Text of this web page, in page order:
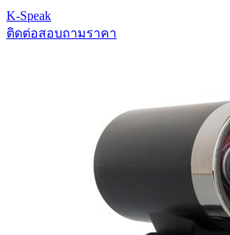
K-Speak
ติดต่อสอบถามราคา